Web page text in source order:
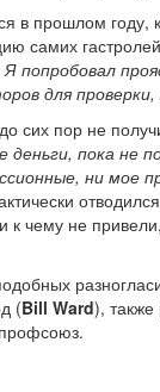
в прошлом году,
самих
попробовал
для
сих пор не
деньги, пока не
ни мое
к чему не
(Bill Ward),